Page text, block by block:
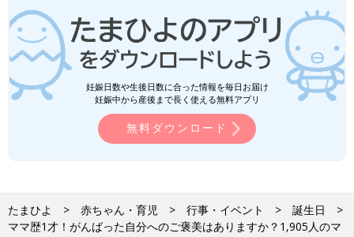
妊娠日数や生後日数に合った情報を毎日お届け
妊娠中から産後まで長く使える無料アプリ
無料ダウンロード
たまひよ 赤ちゃん・育児 行事・イベント
誕生日
ママ歴1才！がんばった自分へのご褒美はありますか？1,905人のマ